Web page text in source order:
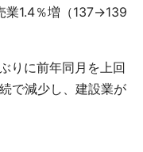
1.4％増（137→139
りに前年同月を上回
で減少し、建設業が